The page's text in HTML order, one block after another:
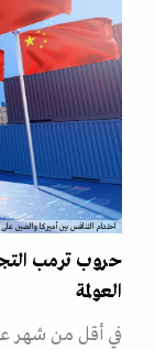
احتدام التنافس بين أميركا والصين
حروب ترمب
العولمة
في أقل من شهر